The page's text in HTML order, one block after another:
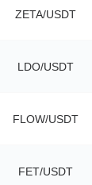
ZETA/USDT
LDO/USDT
FLOW/USDT
FET/USDT